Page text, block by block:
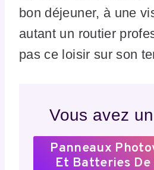
bon déjeuner, à une
autant un routier
pas ce loisir sur son
Vous avez
Panneaux
Et Batteries De